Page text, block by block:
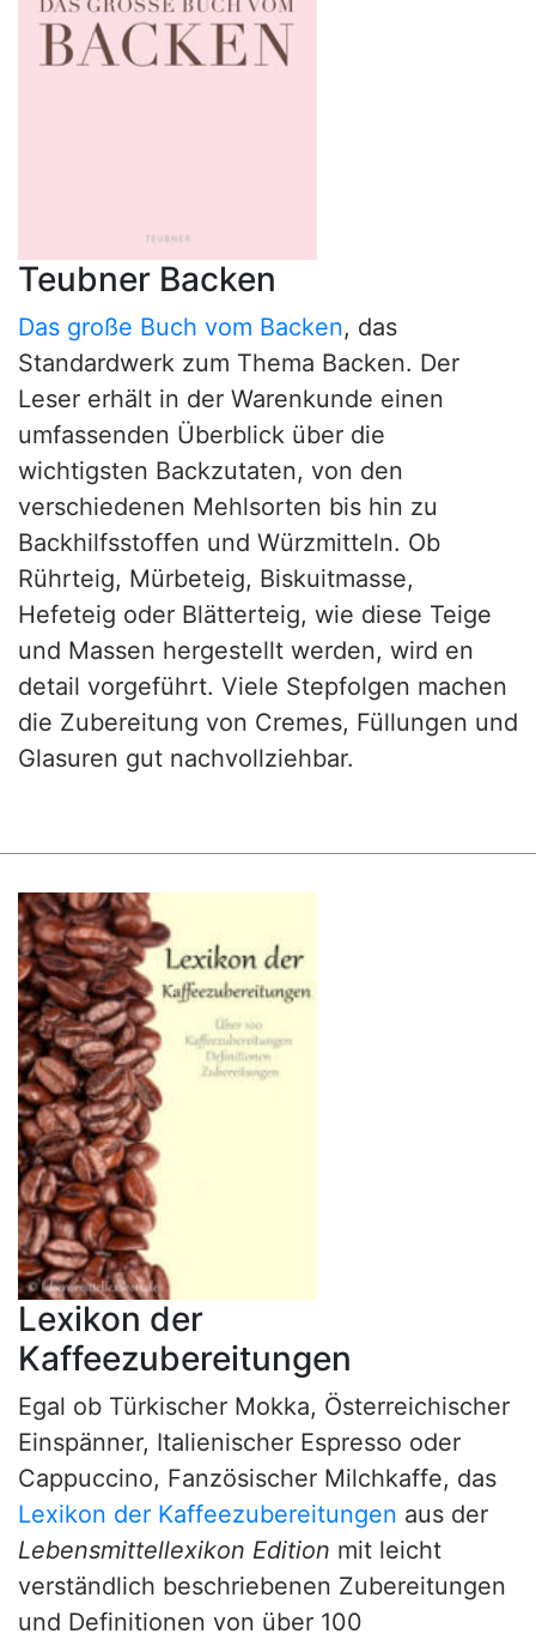
Teubner Backen
Das große Buch vom Backen, das
Standardwerk zum Thema Backen. Der
Leser erhält in der Warenkunde einen
umfassenden Überblick über die
wichtigsten Backzutaten, von den
verschiedenen Mehlsorten bis hin zu
Backhilfsstoffen und Würzmitteln. Ob
Rührteig, Mürbeteig, Biskuitmasse,
Hefeteig oder Blätterteig, wie diese Teige
und Massen hergestellt werden, wird en
detail vorgeführt. Viele Stepfolgen machen
die Zubereitung von Cremes, Füllungen und
Glasuren gut nachvollziehbar.
Lexikon der
Kaffeezubereitungen
Egal ob Türkischer Mokka, Österreichischer
Einspänner, Italienischer Espresso oder
Cappuccino, Fanzösischer Milchkaffe, das
Lexikon der Kaffeezubereitungen aus der
Lebensmittellexikon Edition mit leicht
verständlich beschriebenen Zubereitungen
und Definitionen von über 100